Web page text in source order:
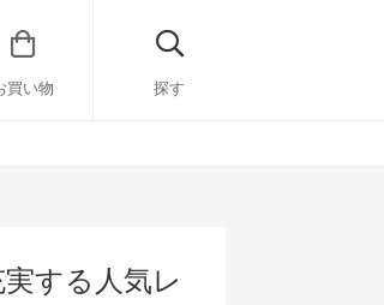
買い物 探す
する人気レ